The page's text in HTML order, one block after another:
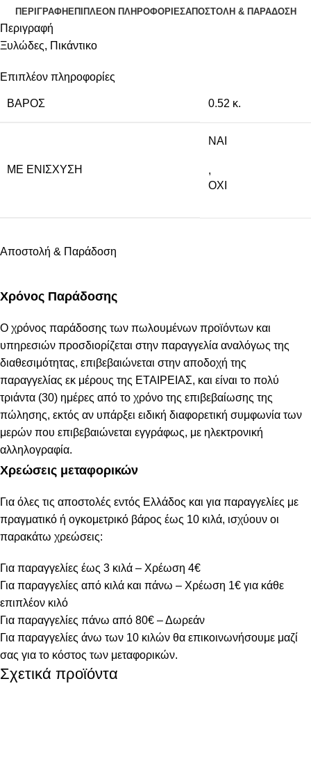
ΠΕΡΙΓΡΑΦΉ ΕΠΙΠΛΈΟΝ ΠΛΗΡΟΦΟΡΊΕΣΑΠΟΣΤΟΛΉ & ΠΑΡΆΔΟΣΗ
Περιγραφή
Ξυλώδες, Πικάντικο
Επιπλέον πληροφορίες
ΒΆΡΟΣ 0.52 κ.
ΜΕ ΕΝΊΣΧΥΣΗ
NAI
,
ΟΧΙ
Αποστολή & Παράδοση
Χρόνος Παράδοσης
Ο χρόνος παράδοσης των πωλουμένων προϊόντων και
υπηρεσιών προσδιορίζεται στην παραγγελία αναλόγως της
διαθεσιμότητας, επιβεβαιώνεται στην αποδοχή της
παραγγελίας εκ μέρους της ΕΤΑΙΡΕΙΑΣ, και είναι το πολύ
τριάντα (30) ημέρες από το χρόνο της επιβεβαίωσης της
πώλησης, εκτός αν υπάρξει ειδική διαφορετική συμφωνία των
μερών που επιβεβαιώνεται εγγράφως, με ηλεκτρονική
αλληλογραφία.
Χρεώσεις μεταφορικών
Για όλες τις αποστολές εντός Ελλάδος και για παραγγελίες με
πραγματικό ή ογκομετρικό βάρος έως 10 κιλά, ισχύουν οι
παρακάτω χρεώσεις:
Για παραγγελίες έως 3 κιλά – Χρέωση 4€
Για παραγγελίες από κιλά και πάνω – Χρέωση 1€ για κάθε
επιπλέον κιλό
Για παραγγελίες πάνω από 80€ – Δωρεάν
Για παραγγελίες άνω των 10 κιλών θα επικοινωνήσουμε μαζί
σας για το κόστος των μεταφορικών.
Σχετικά προϊόντα